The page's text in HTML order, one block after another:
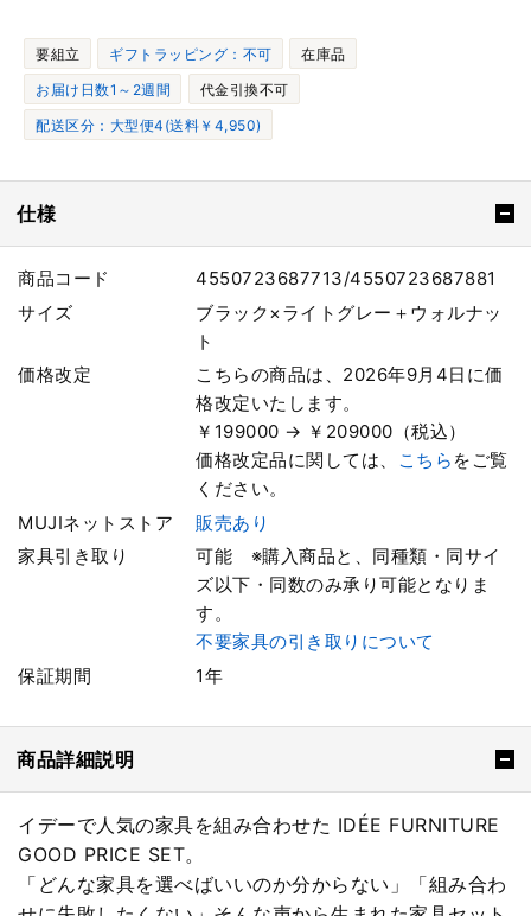
要組立 ギフトラッピング：不可
在庫品
お届け日数1～2週間
代金引換不可
配送区分：大型便4(送料￥4,950)
仕様
商品コード
4550723687713/4550723687881
サイズ
ブラック×ライトグレー＋ウォルナッ
ト
価格改定
こちらの商品は、2026年9月4日に価
格改定いたします。
￥199000 → ￥209000（税込）
価格改定品に関しては、
こちら をご覧
ください。
MUJIネットストア
販売あり
家具引き取り
可能 ※購入商品と、同種類・同サイ
ズ以下・同数のみ承り可能となりま
す。
不要家具の引き取りについて
保証期間
1年
商品詳細説明
イデーで人気の家具を組み合わせた IDÉE FURNITURE
GOOD PRICE SET。
「どんな家具を選べばいいのか分からない」「組み合わ